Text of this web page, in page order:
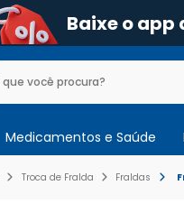
Baixe o
Medicamentos e Saúde
Troca de Fralda Fraldas